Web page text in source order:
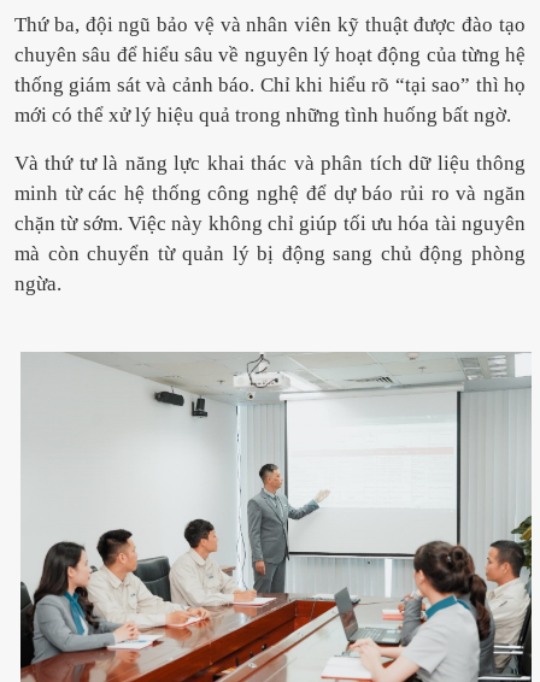
Thứ ba, đội ngũ bảo vệ và nhân viên kỹ thuật được đào tạo
chuyên sâu để hiểu sâu về nguyên lý hoạt động của từng hệ
thống giám sát và cảnh báo. Chỉ khi hiểu rõ “tại sao” thì họ
mới có thể xử lý hiệu quả trong những tình huống bất ngờ.
Và thứ tư là năng lực khai thác và phân tích dữ liệu thông
minh từ các hệ thống công nghệ để dự báo rủi ro và ngăn
chặn từ sớm. Việc này không chỉ giúp tối ưu hóa tài nguyên
mà còn chuyển từ quản lý bị động sang chủ động phòng
ngừa.